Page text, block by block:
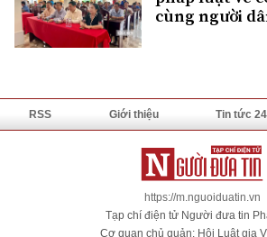
cùng người
RSS Giới thiệu Tin tức
https://m.nguoiduatin.vn
Tạp chí điện tử Người đưa tin
Cơ quan chủ quản: Hội Luật gia